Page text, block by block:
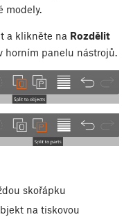
modely.
a klikněte na Rozdělit
horním panelu nástrojů.
skořápku
na tiskovou